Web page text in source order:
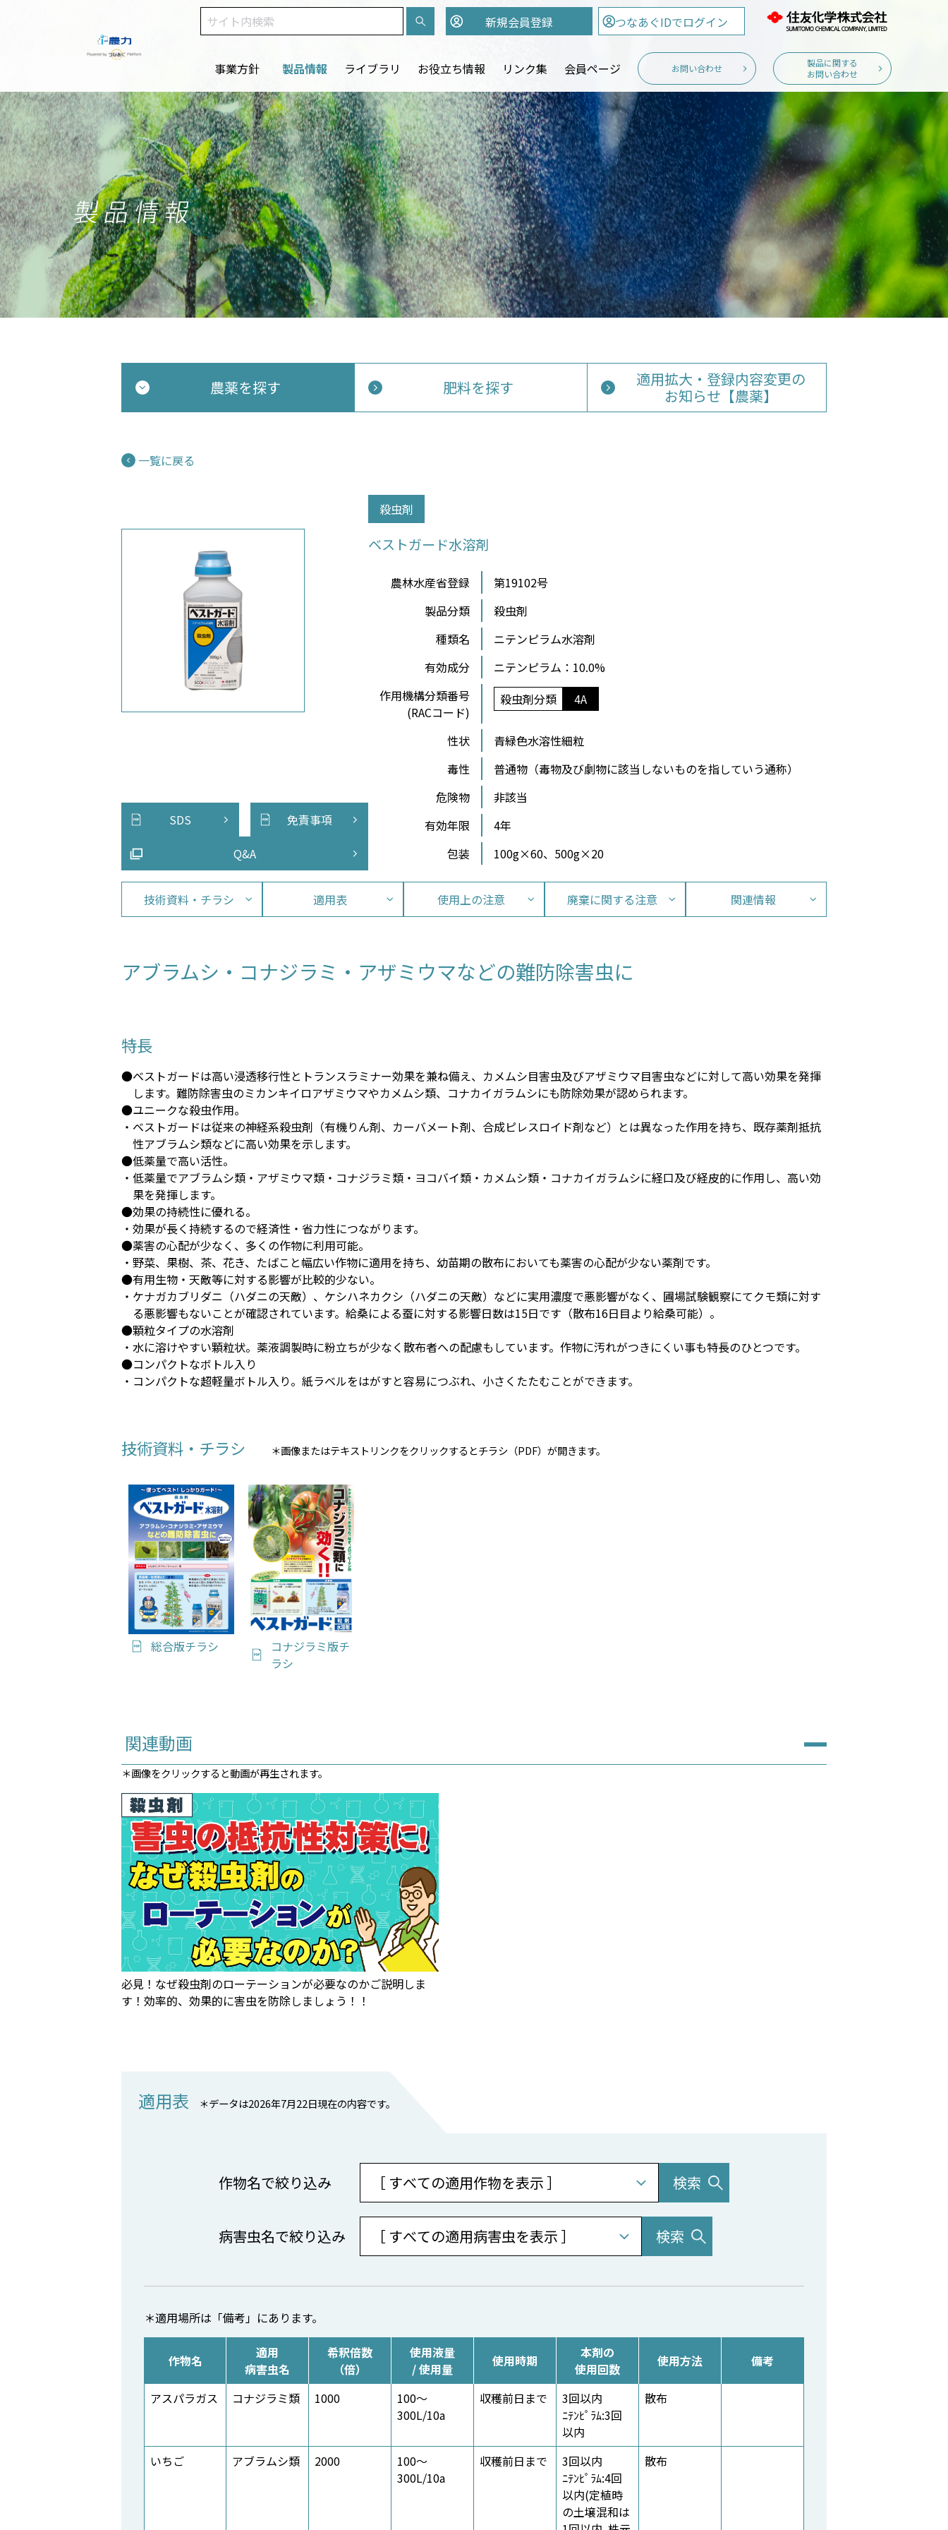
新規会員登録 つなあぐIDでログイン
事業方針 製品情報 ライブラリ お役立ち情報 リンク集 会員ページ お問い合わせ
製品に関する
お問い合わせ
農薬を探す 肥料を探す
適用拡大・登録内容変更の
お知らせ【農薬】
一覧に戻る
殺虫剤
ベストガード水溶剤
農林水産省登録
第19102号
製品分類
殺虫剤
種類名
ニテンピラム水溶剤
有効成分
ニテンピラム：10.0%
作⽤機構分類番号
(RACコード)
殺虫剤分類 4A
性状
青緑色水溶性細粒
毒性
普通物（毒物及び劇物に該当しないものを指していう通称）
危険物
非該当
有効年限
4年
包装
100g×60、500g×20
SDS
免責事項
Q&A
技術資料・チラシ 適用表 使用上の注意 廃棄に関する注意 関連情報
アブラムシ・コナジラミ・アザミウマなどの難防除害虫に
特長
●ベストガードは高い浸透移行性とトランスラミナー効果を兼ね備え、カメムシ目害虫及びアザミウマ目害虫などに対して高い効果を発揮
します。難防除害虫のミカンキイロアザミウマやカメムシ類、コナカイガラムシにも防除効果が認められます。
●ユニークな殺虫作用。
・ベストガードは従来の神経系殺虫剤（有機りん剤、カーバメート剤、合成ピレスロイド剤など）とは異なった作用を持ち、既存薬剤抵抗
性アブラムシ類などに高い効果を示します。
●低薬量で高い活性。
・低薬量でアブラムシ類・アザミウマ類・コナジラミ類・ヨコバイ類・カメムシ類・コナカイガラムシに経口及び経皮的に作用し、高い効
果を発揮します。
●効果の持続性に優れる。
・効果が長く持続するので経済性・省力性につながります。
●薬害の心配が少なく、多くの作物に利用可能。
・野菜、果樹、茶、花き、たばこと幅広い作物に適用を持ち、幼苗期の散布においても薬害の心配が少ない薬剤です。
●有用生物・天敵等に対する影響が比較的少ない。
・ケナガカブリダニ（ハダニの天敵）、ケシハネカクシ（ハダニの天敵）などに実用濃度で悪影響がなく、圃場試験観察にてクモ類に対す
る悪影響もないことが確認されています。給桑による蚕に対する影響日数は15日です（散布16日目より給桑可能）。
●顆粒タイプの水溶剤
・水に溶けやすい顆粒状。薬液調製時に粉立ちが少なく散布者への配慮もしています。作物に汚れがつきにくい事も特長のひとつです。
●コンパクトなボトル入り
・コンパクトな超軽量ボトル入り。紙ラベルをはがすと容易につぶれ、小さくたたむことができます。
技術資料・チラシ ＊画像またはテキストリンクをクリックするとチラシ（PDF）が開きます。
総合版チラシ
コナジラミ版チ
ラシ
関連動画
＊画像をクリックすると動画が再生されます。
必見！なぜ殺虫剤のローテーションが必要なのかご説明しま
す！効率的、効果的に害虫を防除しましょう！！
適用表 ＊データは2026年7月22日現在の内容です。
作物名で絞り込み
病害虫名で絞り込み
＊適用場所は「備考」にあります。
作物名
適用
病害虫名
希釈倍数
（倍）
使用液量
/ 使用量
使用時期
本剤の
使用回数
使用方法 備考
アスパラガス コナジラミ類 1000
100～
300L/10a
収穫前日まで
3回以内
ﾆﾃﾝﾋﾟﾗﾑ:3回
以内
散布
いちご アブラムシ類 2000
100～
300L/10a
収穫前日まで
3回以内
ﾆﾃﾝﾋﾟﾗﾑ:4回
以内(定植時
の土壌混和は
散布